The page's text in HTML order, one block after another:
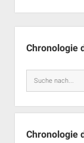
Chronologie
Chronologie